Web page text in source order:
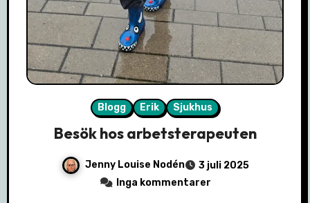
Blogg Erik Sjukhus
Besök hos arbetsterapeuten
Jenny Louise Nodén
3 juli 2025
Inga kommentarer